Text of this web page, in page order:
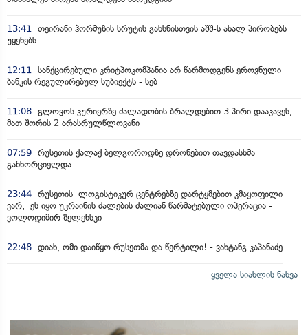
13:41 თეირანი ჰორმუზის სრუტის გახსნისთვის აშშ-ს ახალ პირობებს
უყენებს
12:11 სანქცირებული კრიტპოკომპანია არ წარმოდგენს ეროვნული
ბანკის რეგულირებულ სუბიექტს - სებ
11:08 გლოვოს კურიერზე ძალადობის ბრალდებით 3 პირი დააკავეს,
მათ შორის 2 არასრულწლოვანი
07:59 რუსეთის ქალაქ ბელგოროდზე დრონებით თავდასხმა
განხორციელდა
23:44 რუსეთის ლოგისტიკურ ცენტრებზე დარტყმებით კმაყოფილი
ვარ, ეს იყო უკრაინის ძალების ძალიან წარმატებული ოპერაცია -
ვოლოდიმირ ზელენსკი
22:48 დიახ, ომი დაიწყო რუსეთმა და წერტილი! - ვახტანგ კაპანაძე
ყველა სიახლის ნახვა